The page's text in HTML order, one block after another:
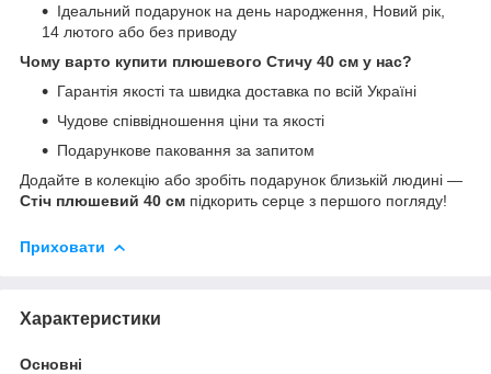
Ідеальний подарунок на день народження, Новий рік,
14 лютого або без приводу
Чому варто купити плюшевого Стичу 40 см у нас?
Гарантія якості та швидка доставка по всій Україні
Чудове співвідношення ціни та якості
Подарункове паковання за запитом
Додайте в колекцію або зробіть подарунок близькій людині —
Стіч плюшевий 40 см підкорить серце з першого погляду!
Приховати
Характеристики
Основні